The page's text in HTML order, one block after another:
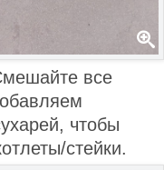
все
чтобы
стейки.